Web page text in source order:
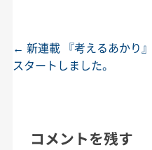
投稿ナビゲーション
← 新連載 『考えるあかり』
スタートしました。
コメントを残す